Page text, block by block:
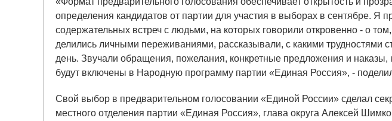
определения кандидатов от партии для участия в выборах в сентябре. Я
содержательных встреч с людьми, на которых говорили откровенно - о
делились личными переживаниями, рассказывали, с какими трудностями
день. Звучали обращения, пожелания, конкретные предложения и наказы,
будут включены в Народную программу партии «Единая Россия», -
Свой выбор в предварительном голосовании «Единой России» сделал
местного отделения партии «Единая Россия», глава округа Алексей